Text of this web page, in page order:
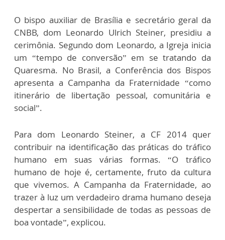
O bispo auxiliar de Brasília e secretário geral da
CNBB, dom Leonardo Ulrich Steiner, presidiu a
cerimônia. Segundo dom Leonardo, a Igreja inicia
um “tempo de conversão” em se tratando da
Quaresma. No Brasil, a Conferência dos Bispos
apresenta a Campanha da Fraternidade “como
itinerário de libertação pessoal, comunitária e
social”.
Para dom Leonardo Steiner, a CF 2014 quer
contribuir na identificação das práticas do tráfico
humano em suas várias formas. “O tráfico
humano de hoje é, certamente, fruto da cultura
que vivemos. A Campanha da Fraternidade, ao
trazer à luz um verdadeiro drama humano deseja
despertar a sensibilidade de todas as pessoas de
boa vontade”, explicou.